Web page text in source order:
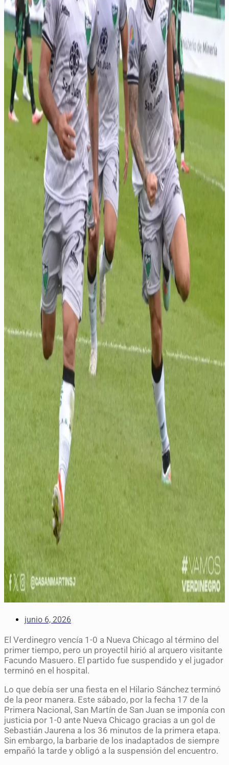
junio 6, 2026
El Verdinegro vencía 1-0 a Nueva Chicago al término del
primer tiempo, pero un proyectil hirió al arquero visitante
Facundo Masuero. El partido fue suspendido y el jugador
terminó en el hospital.
Lo que debía ser una fiesta en el Hilario Sánchez terminó
de la peor manera. Este sábado, por la fecha 17 de la
Primera Nacional, San Martín de San Juan se imponía con
justicia por 1-0 ante Nueva Chicago gracias a un gol de
Sebastián Jaurena a los 36 minutos de la primera etapa.
Sin embargo, la barbarie de los inadaptados de siempre
empañó la tarde y obligó a la suspensión del encuentro.